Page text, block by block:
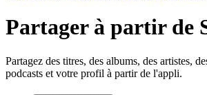
Partager à partir de
Partagez des titres, des albums, des artistes,
podcasts et votre profil à partir de l'appli.